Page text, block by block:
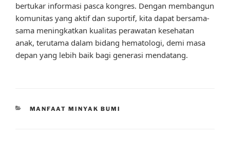
bertukar informasi pasca kongres. Dengan membangun
komunitas yang aktif dan suportif, kita dapat bersama-
sama meningkatkan kualitas perawatan kesehatan
anak, terutama dalam bidang hematologi, demi masa
depan yang lebih baik bagi generasi mendatang.
CATEGORIES
MANFAAT MINYAK BUMI